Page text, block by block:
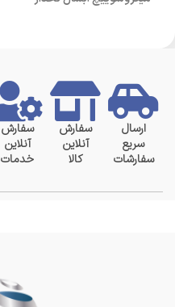
ارسال
سریع
سفارشات
سفارش
آنلاین
کالا
سفارش
آنلاین
خدمات